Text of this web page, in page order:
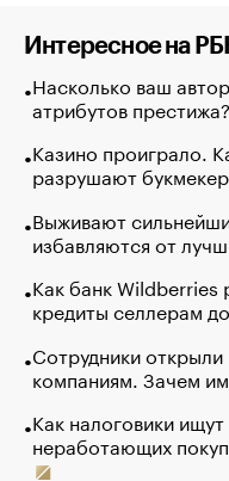
Интересное на
Насколько ваш
атрибутов
Казино проиграло.
разрушают
Выживают
избавляются от
Как банк Wildberries
кредиты селлерам
Сотрудники
компаниям. Зачем
Как налоговики
неработающих